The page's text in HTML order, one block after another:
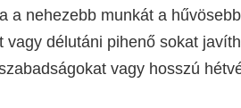
a nehezebb munkát a
vagy délutáni pihenő sokat
vagy hosszú